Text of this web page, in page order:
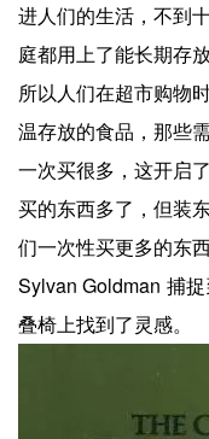
进人们的生活，不到
庭都用上了能长期存
所以人们在超市购物
温存放的食品，那些
一次买很多，这开启
买的东西多了，但装
们一次性买更多的东
Sylvan Goldman 捕
叠椅上找到了灵感。